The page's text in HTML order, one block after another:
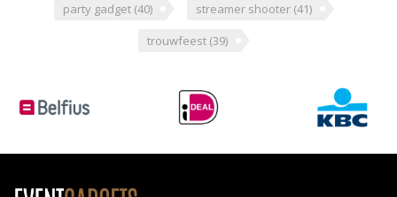
party gadget (40) streamer shooter (41)
trouwfeest (39)